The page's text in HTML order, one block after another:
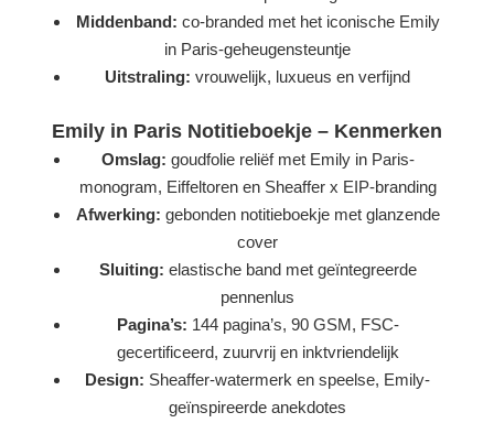
Middenband: co-branded met het iconische Emily
in Paris-geheugensteuntje
Uitstraling: vrouwelijk, luxueus en verfijnd
Emily in Paris Notitieboekje – Kenmerken
Omslag: goudfolie reliëf met Emily in Paris-
monogram, Eiffeltoren en Sheaffer x EIP-branding
Afwerking: gebonden notitieboekje met glanzende
cover
Sluiting: elastische band met geïntegreerde
pennenlus
Pagina’s: 144 pagina’s, 90 GSM, FSC-
gecertificeerd, zuurvrij en inktvriendelijk
Design: Sheaffer-watermerk en speelse, Emily-
geïnspireerde anekdotes